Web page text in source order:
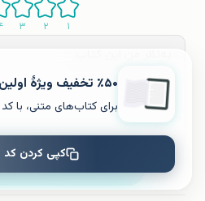
۱ ۲ ۳
ثبت نظر
٪۵۰ تخفیف ویژۀ اولین خرید
برای کتاب‌های متنی، با کد
کپی کردن